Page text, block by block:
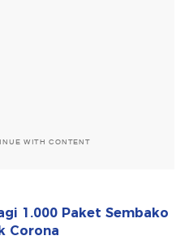
WITH CONTENT
1.000 Paket Sembako
Corona